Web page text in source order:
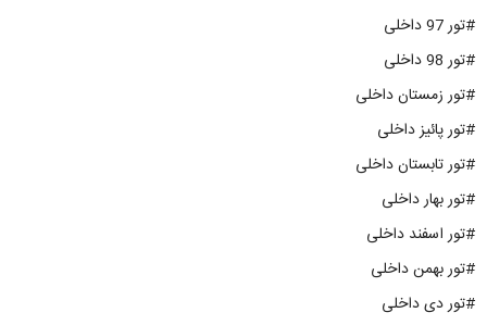
#تور 97 داخلی
#تور 98 داخلی
#تور زمستان داخلی
#تور پائیز داخلی
#تور تابستان داخلی
#تور بهار داخلی
#تور اسفند داخلی
#تور بهمن داخلی
#تور دی داخلی